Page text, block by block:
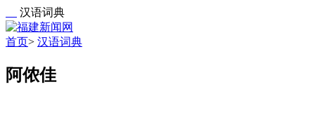
汉语词典
首页> 汉语词典
阿侬佳